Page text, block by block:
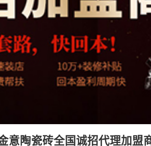
陶瓷砖全国诚招代理加盟